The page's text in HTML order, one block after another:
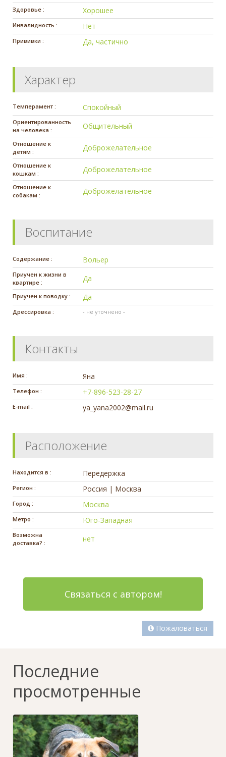
Здоровье : Хорошее
Инвалидность : Нет
Прививки : Да, частично
Характер
Темперамент : Спокойный
Ориентированность
на человека :
Общительный
Отношение к
детям :
Доброжелательное
Отношение к
кошкам :
Доброжелательное
Отношение к
собакам :
Доброжелательное
Воспитание
Содержание : Вольер
Приучен к жизни в
квартире :
Да
Приучен к поводку : Да
Дрессировка : - не уточнено -
Контакты
Имя : Яна
Телефон : +7-896-523-28-27
E-mail : ya_yana2002@mail.ru
Расположение
Находится в : Передержка
Регион : Россия | Москва
Город : Москва
Метро : Юго-Западная
Возможна
доставка? :
нет
Связаться с автором!
Пожаловаться
Последние
просмотренные